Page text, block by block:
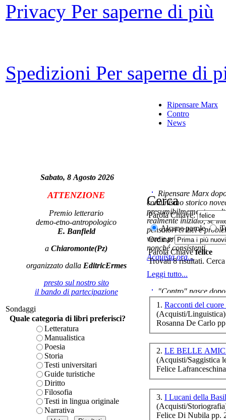
Privacy Per saperne di più
Spedizioni Per saperne di
Sabato, 8 Agosto 2026
ATTENZIONE
Premio letterario
demo-etno-antropologico
E. Banfield
a Chiaromonte(Pz)
organizzato dalla EditricErmes
presto sul nostro sito
il bando di partecipazione
Sondaggi
Quale categoria di libri preferisci?
Letteratura
Manualistica
Poesia
Storia
Testi universitari
Guide turistiche
Diritto
Filosofia
Testi in lingua originale
Narrativa
Ripensare Marx
Contro
News
Ripensare Marx
comunismo storico
presumibilmemente
realmente iniziato, se
pensatori critici e
vere e proprie correnti
nonché consistenti.
Acquista ora...
Leggi tutto...
"Contro" nasce
cominciato con la
ripensaremarx. i saggi
questa collaborazione
è teorica, sempre però
presente fase.
Acquista ora...
A feed could not be
http://www.lastampa.it/
Cerca
Parola Chiave:
Alcune parole
Ordina:
Parola Chiavefelice
Trovati 8 risultati.
1.
(Acquisti/Linguistica)
Rosanna De Carlo
2. LE BELLE
(Acquisti/Saggistica
Felice
3. I Lucani della
(Acquisti/
Felice Di Nubila pp.